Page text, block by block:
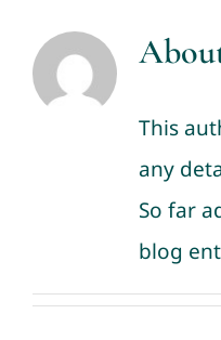
News
This
any
So far
blog